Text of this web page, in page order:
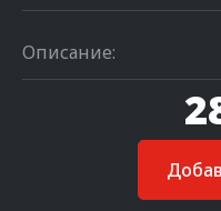
Описание: